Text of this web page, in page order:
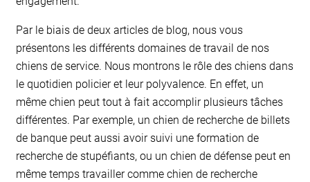
Par le biais de deux articles de blog, nous vous
présentons les différents domaines de travail de nos
chiens de service. Nous montrons le rôle des chiens dans
le quotidien policier et leur polyvalence. En effet, un
même chien peut tout à fait accomplir plusieurs tâches
différentes. Par exemple, un chien de recherche de billets
de banque peut aussi avoir suivi une formation de
recherche de stupéfiants, ou un chien de défense peut en
même temps travailler comme chien de recherche